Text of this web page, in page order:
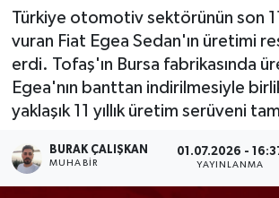
Türkiye otomotiv sektörünün son
vuran Fiat Egea Sedan'ın üretimi
erdi. Tofaş'ın Bursa fabrikasında
Egea'nın banttan indirilmesiyle
yaklaşık 11 yıllık üretim serüveni
BURAK ÇALIŞKAN
MUHABIR
01.07.2026 -
YAYINLANMA
Haber Arşivi